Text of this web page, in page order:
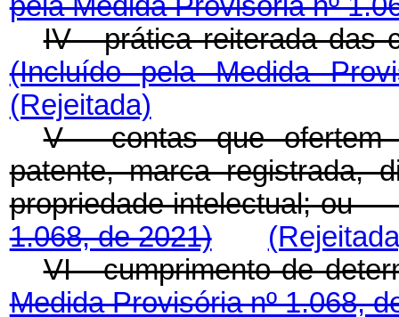
IV - prática reiterada
(Incluído pela Medida
(Rejeitada)
V - contas que ofertem
patente, marca registrada,
propriedade intelectual;
1.068, de 2021)
VI - cumprimento de
Medida Provisória nº 1.068,